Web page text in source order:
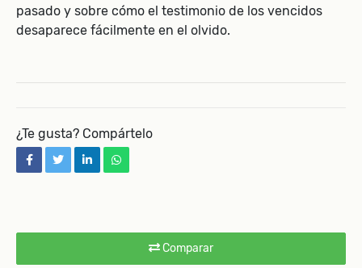
Comparar
pasado y sobre cómo el testimonio de los vencidos
desaparece fácilmente en el olvido.
¿Te gusta? Compártelo
facebooktwitterlinkedinwhatsapp